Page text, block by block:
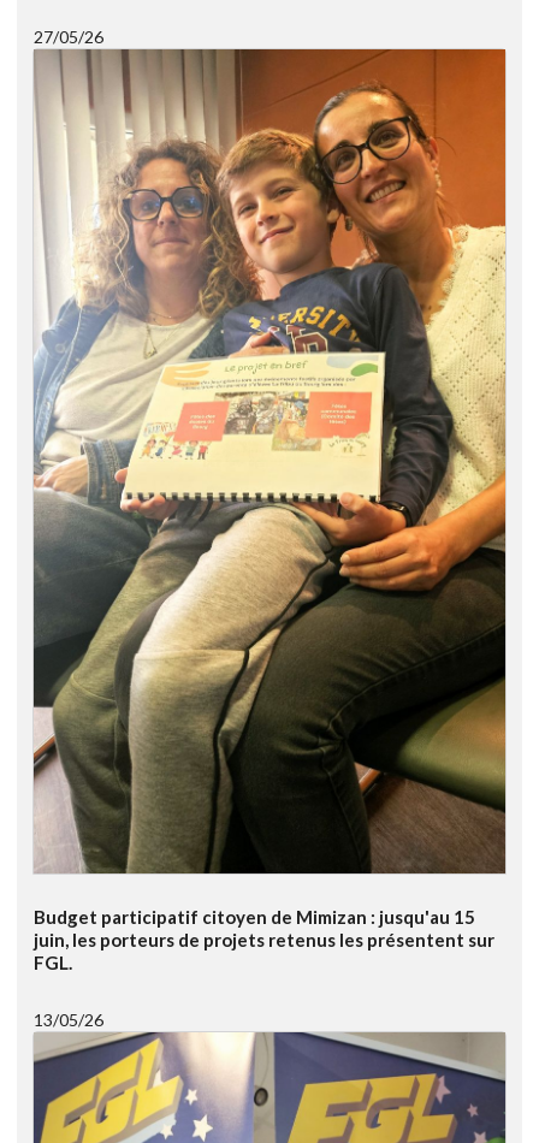
27/05/26
Budget participatif citoyen de Mimizan : jusqu'au 15
juin, les porteurs de projets retenus les présentent sur
FGL.
13/05/26